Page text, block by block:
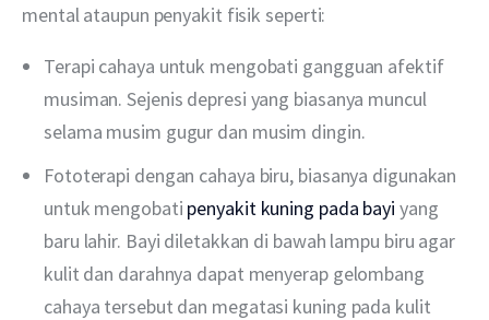
mental ataupun penyakit fisik seperti:
Terapi cahaya untuk mengobati gangguan afektif
musiman. Sejenis depresi yang biasanya muncul
selama musim gugur dan musim dingin.
Fototerapi dengan cahaya biru, biasanya digunakan
untuk mengobati penyakit kuning pada bayi yang
baru lahir. Bayi diletakkan di bawah lampu biru agar
kulit dan darahnya dapat menyerap gelombang
cahaya tersebut dan megatasi kuning pada kulit